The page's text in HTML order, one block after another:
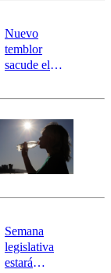
Nuevo
temblor
sacude el
revisa la
epicentro
Semana
legislativa
estará